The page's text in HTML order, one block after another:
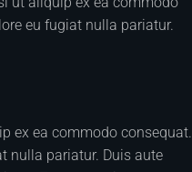
eu fugiat nulla pariatur.
ex ea commodo consequat.
nulla pariatur. Duis aute